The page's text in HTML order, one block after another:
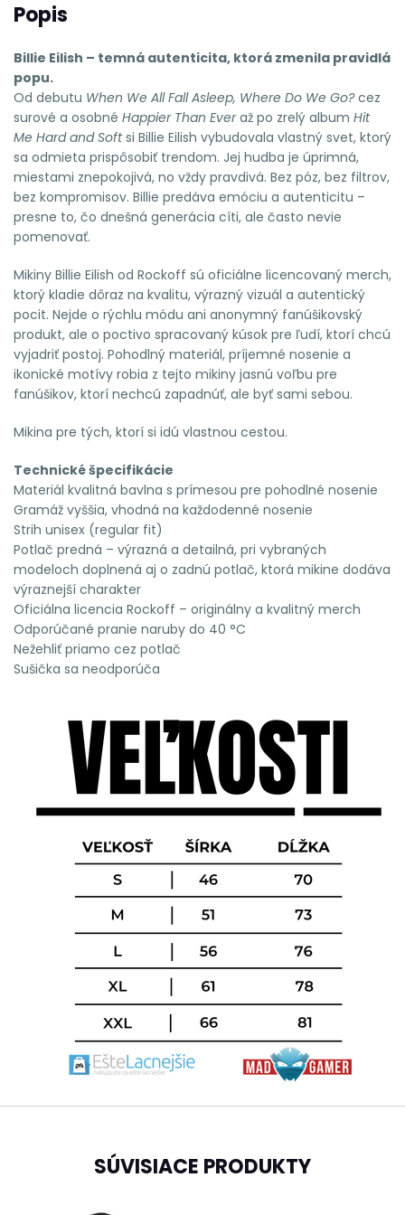
Popis
Billie Eilish – temná autenticita, ktorá zmenila pravidlá
popu.
Od debutu When We All Fall Asleep, Where Do We Go?cez
surové a osobné Happier Than Everaž po zrelý album Hit
Me Hard and Softsi Billie Eilish vybudovala vlastný svet, ktorý
sa odmieta prispôsobiť trendom. Jej hudba je úprimná,
miestami znepokojivá, no vždy pravdivá. Bez póz, bez filtrov,
bez kompromisov. Billie predáva emóciu a autenticitu –
presne to, čo dnešná generácia cíti, ale často nevie
pomenovať.
Mikiny Billie Eilish od Rockoff sú oficiálne licencovaný merch,
ktorý kladie dôraz na kvalitu, výrazný vizuál a autentický
pocit. Nejde o rýchlu módu ani anonymný fanúšikovský
produkt, ale o poctivo spracovaný kúsok pre ľudí, ktorí chcú
vyjadriť postoj. Pohodlný materiál, príjemné nosenie a
ikonické motívy robia z tejto mikiny jasnú voľbu pre
fanúšikov, ktorí nechcú zapadnúť, ale byť sami sebou.
Mikina pre tých, ktorí si idú vlastnou cestou.
Technické špecifikácie
Materiál kvalitná bavlna s prímesou pre pohodlné nosenie
Gramáž vyššia, vhodná na každodenné nosenie
Strih unisex (regular fit)
Potlač predná – výrazná a detailná, pri vybraných
modeloch doplnená aj o zadnú potlač, ktorá mikine dodáva
výraznejší charakter
Oficiálna licencia Rockoff – originálny a kvalitný merch
Odporúčané pranie naruby do 40 °C
Nežehliť priamo cez potlač
Sušička sa neodporúča
SÚVISIACE PRODUKTY